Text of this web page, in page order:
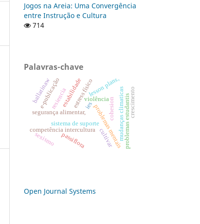
Jogos na Areia: Uma Convergência
entre Instrução e Cultura
714
Palavras-chave
problemas mentais
sistema de suporte
segurança alimentar,
resiencia mudanças climaticas
estress físico
problemas estudantis
violência
e-publicação ies cohesion
competência intercultura
passiflora
estabilidade lesson plans,
cultivar
ballatinaw crescimento
sexismo
Open Journal Systems